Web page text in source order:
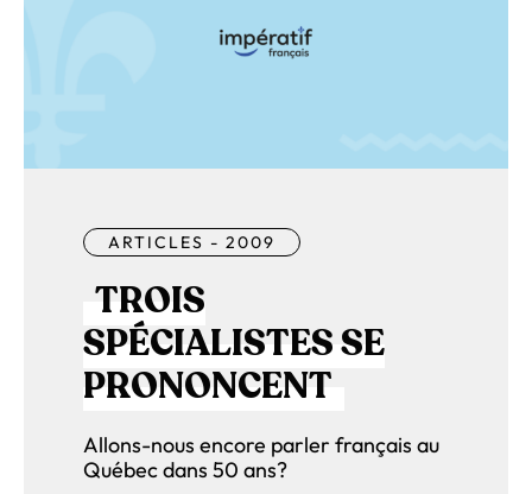
ARTICLES - 2009
TROIS
SPÉCIALISTES SE
PRONONCENT
Allons-nous encore parler français au
Québec dans 50 ans?